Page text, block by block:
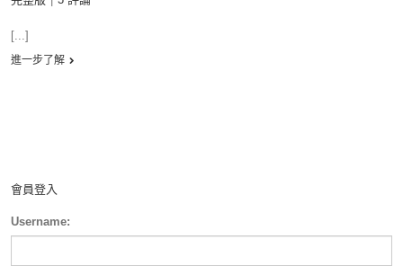
[...]
進一步了解
會員登入
Username: